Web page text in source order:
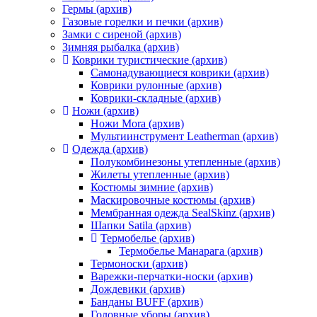
Гермы (архив)
Газовые горелки и печки (архив)
Замки с сиреной (архив)
Зимняя рыбалка (архив)
Коврики туристические (архив)
Самонадувающиеся коврики (архив)
Коврики рулонные (архив)
Коврики-складные (архив)
Ножи (архив)
Ножи Mora (архив)
Мультиинструмент Leatherman (архив)
Одежда (архив)
Полукомбинезоны утепленные (архив)
Жилеты утепленные (архив)
Костюмы зимние (архив)
Маскировочные костюмы (архив)
Мембранная одежда SealSkinz (архив)
Шапки Satila (архив)
Термобелье (архив)
Термобелье Манарага (архив)
Термоноски (архив)
Варежки-перчатки-носки (архив)
Дождевики (архив)
Банданы BUFF (архив)
Головные уборы (архив)